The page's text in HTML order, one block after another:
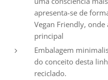
apresenta-se de
Vegan Friendly,
principal
Embalagem
do conceito desta
reciclado.